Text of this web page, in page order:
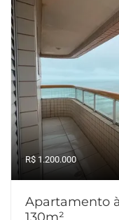
R$ 1.200.000
Apartamento